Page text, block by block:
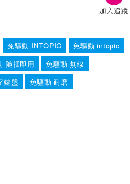
加入追蹤
免驅動 INTOPIC
免驅動 intopic
隨插即用
免驅動 無線
鍵盤 免驅動 耐磨